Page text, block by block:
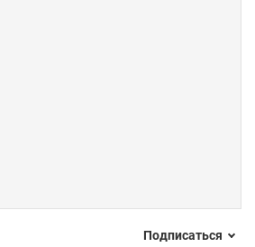
Подписаться